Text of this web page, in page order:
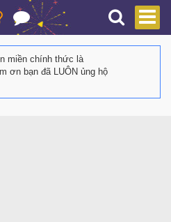
miền chính thức là
ơn bạn đã LUÔN ủng hộ